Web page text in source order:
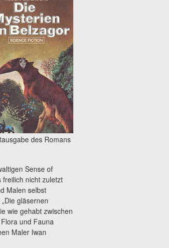
des Romans
Sense of
nicht zuletzt
Malen selbst
gläsernen
wie gehabt zwischen
und Fauna
Maler Iwan